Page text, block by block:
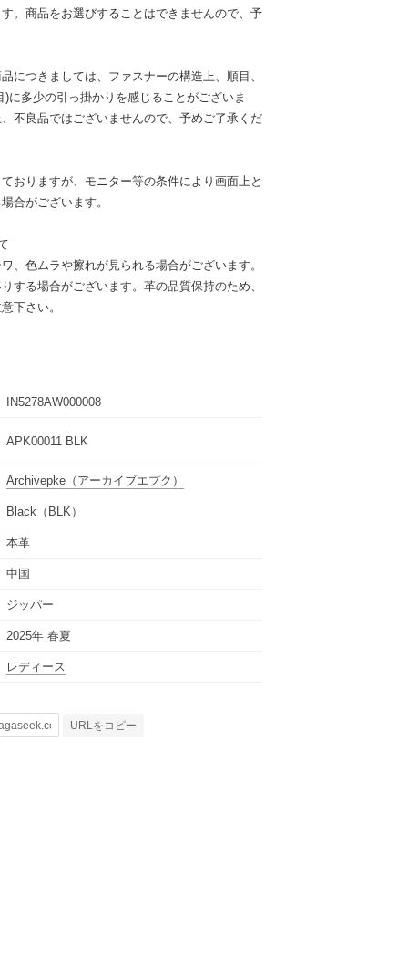
。商品をお選びすることはできませんので、予
につきましては、ファスナーの構造上、順目、
に多少の引っ掛かりを感じることがございま
不良品ではございませんので、予めご了承くだ
おりますが、モニター等の条件により画面上と
合がございます。
、色ムラや擦れが見られる場合がございます。
する場合がございます。革の品質保持のため、
下さい。
IN5278AW000008
APK00011 BLK
Archivepke （アーカイブエプク）
Black（BLK）
本革
中国
ジッパー
2025年 春夏
レディース
URLをコピー